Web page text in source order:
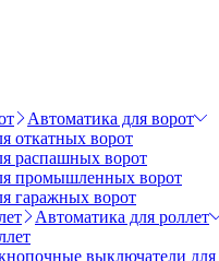
Автоматика для ворот
откатных ворот
распашных ворот
промышленных ворот
гаражных ворот
Автоматика для роллет
выключатели для